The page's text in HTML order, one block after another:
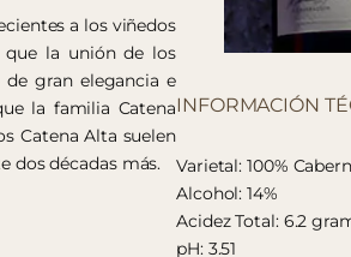
a los viñedos
que la unión de los
gran elegancia e
la familia Catena
Catena Alta suelen
dos décadas más.
INFORMACIÓN
Varietal: 100%
Alcohol: 14%
Acidez Total: 6.2
pH: 3.51